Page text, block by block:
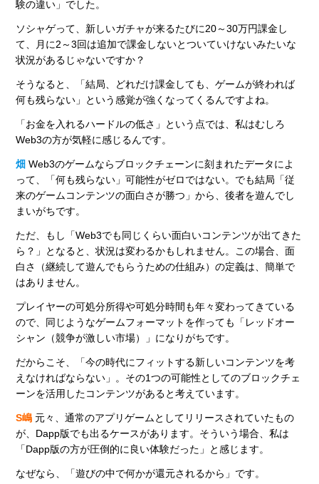
験の違い」でした。
ソシャゲって、新しいガチャが来るたびに20～30万円課金し
て、月に2～3回は追加で課金しないとついていけないみたいな
状況があるじゃないですか？
そうなると、「結局、どれだけ課金しても、ゲームが終われば
何も残らない」という感覚が強くなってくるんですよね。
「お金を入れるハードルの低さ」という点では、私はむしろ
Web3の方が気軽に感じるんです。
畑 Web3のゲームならブロックチェーンに刻まれたデータによ
って、「何も残らない」可能性がゼロではない。でも結局「従
来のゲームコンテンツの面白さが勝つ」から、後者を遊んでし
まいがちです。
ただ、もし「Web3でも同じくらい面白いコンテンツが出てきた
ら？」となると、状況は変わるかもしれません。この場合、面
白さ（継続して遊んでもらうための仕組み）の定義は、簡単で
はありません。
プレイヤーの可処分所得や可処分時間も年々変わってきている
ので、同じようなゲームフォーマットを作っても「レッドオー
シャン（競争が激しい市場）」になりがちです。
だからこそ、「今の時代にフィットする新しいコンテンツを考
えなければならない」。その1つの可能性としてのブロックチェ
ーンを活用したコンテンツがあると考えています。
S嶋 元々、通常のアプリゲームとしてリリースされていたもの
が、Dapp版でも出るケースがあります。そういう場合、私は
「Dapp版の方が圧倒的に良い体験だった」と感じます。
なぜなら、「遊びの中で何かが還元されるから」です。